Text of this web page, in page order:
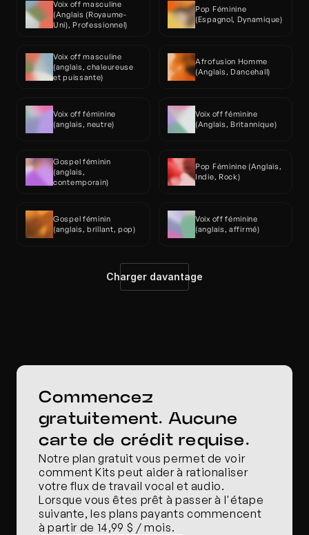
Voix off masculine
(Anglais (Royaume-
Uni), Professionnel)
Pop Féminine
(Espagnol, Dynamique)
Voix off masculine
(anglais, chaleureuse
et puissante)
Afrofusion Homme
(Anglais, Dancehall)
Voix off féminine
(anglais, neutre)
Voix off féminine
(Anglais, Britannique)
Gospel féminin
(anglais,
contemporain)
Pop Féminine (Anglais,
Indie, Rock)
Gospel féminin
(anglais, brillant, pop)
Voix off féminine
(anglais, affirmé)
Charger davantage
Commencez
gratuitement. Aucune
carte de crédit requise.
Notre plan gratuit vous permet de voir
comment Kits peut aider à rationaliser
votre flux de travail vocal et audio.
Lorsque vous êtes prêt à passer à l'étape
suivante, les plans payants commencent
à partir de 14,99 $ / mois.